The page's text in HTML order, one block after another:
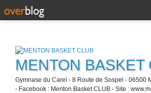
MENTON BASKET
Gymnase du Careï - 8 Route de Sospel - 06500
- Facebook : Menton Basket CLUB - Site :